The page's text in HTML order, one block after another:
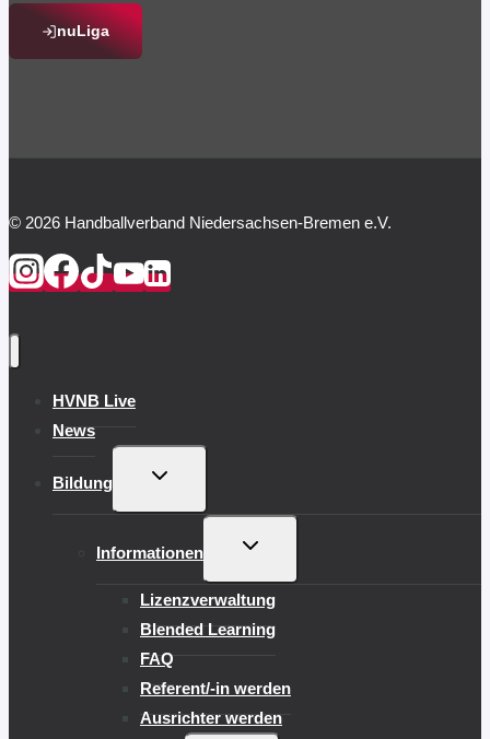
nuLiga
© 2026 Handballverband Niedersachsen-Bremen e.V.
HVNB Live
News
Bildung
UNTERMENÜ
Informationen
UNTERMENÜ
Lizenzverwaltung
Blended Learning
FAQ
Referent/-in werden
Ausrichter werden